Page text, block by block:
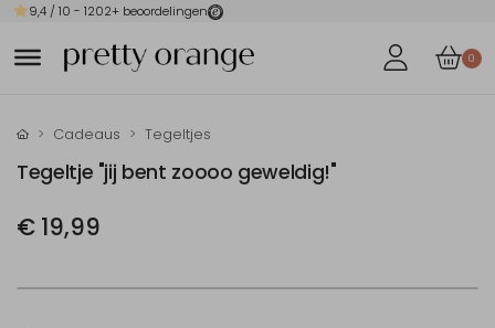
9,4 / 10 - 1202+ beoordelingen
0
Cadeaus Tegeltjes
Tegeltje "jij bent zoooo geweldig!"
€ 19,99